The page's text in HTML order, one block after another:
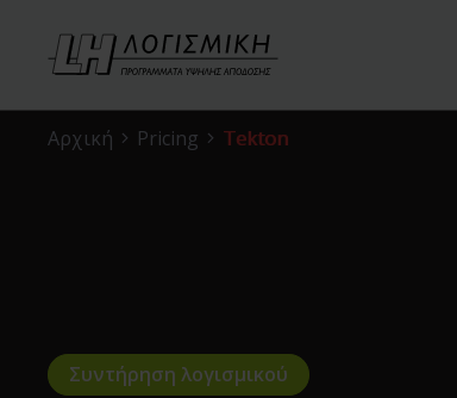
Αρχική Pricing Tekton
Συντήρηση λογισμικού